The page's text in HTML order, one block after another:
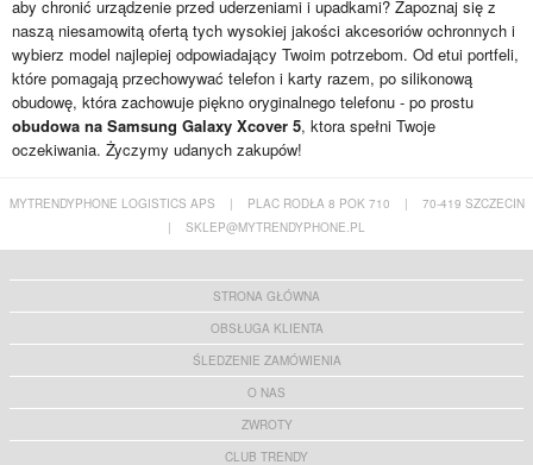
aby chronić urządzenie przed uderzeniami i upadkami? Zapoznaj się z
naszą niesamowitą ofertą tych wysokiej jakości akcesoriów ochronnych i
wybierz model najlepiej odpowiadający Twoim potrzebom. Od etui portfeli,
które pomagają przechowywać telefon i karty razem, po silikonową
obudowę, która zachowuje piękno oryginalnego telefonu - po prostu
obudowa na Samsung Galaxy Xcover 5, ktora spełni Twoje
oczekiwania. Życzymy udanych zakupów!
MYTRENDYPHONE LOGISTICS APS | PLAC RODŁA 8 POK 710 |
70-419 SZCZECIN
|
SKLEP@MYTRENDYPHONE.PL
STRONA GŁÓWNA
OBSŁUGA KLIENTA
ŚLEDZENIE ZAMÓWIENIA
O NAS
ZWROTY
CLUB TRENDY